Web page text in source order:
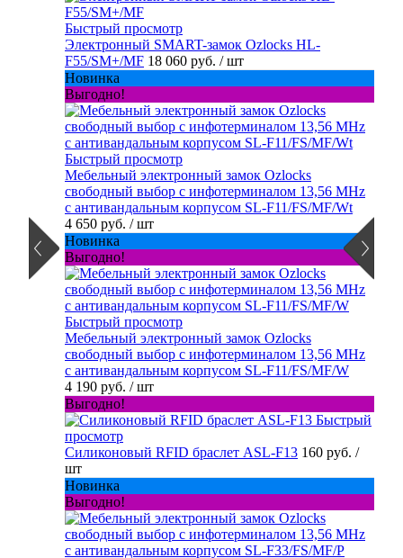
Быстрый просмотр
Электронный SMART-замок Ozlocks HL-
F55/SM+/MF 18 060 руб. / шт
Новинка
Выгодно!
Быстрый просмотр
Мебельный электронный замок Ozlocks
свободный выбор с инфотерминалом 13,56 MHz
с антивандальным корпусом SL-F11/FS/MF/Wt
4 650 руб. / шт
Новинка
Выгодно!
Быстрый просмотр
Мебельный электронный замок Ozlocks
свободный выбор с инфотерминалом 13,56 MHz
с антивандальным корпусом SL-F11/FS/MF/W
4 190 руб. / шт
Выгодно!
Быстрый
просмотр
Силиконовый RFID браслет ASL-F13 160 руб. /
шт
Новинка
Выгодно!